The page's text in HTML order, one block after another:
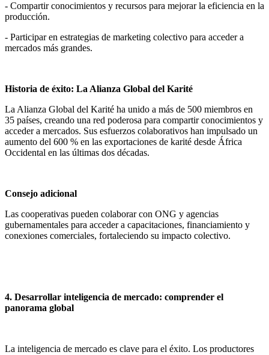
- Compartir conocimientos y recursos para mejorar la eficiencia en la
producción.
- Participar en estrategias de marketing colectivo para acceder a
mercados más grandes.
Historia de éxito: La Alianza Global del Karité
La Alianza Global del Karité ha unido a más de 500 miembros en
35 países, creando una red poderosa para compartir conocimientos y
acceder a mercados. Sus esfuerzos colaborativos han impulsado un
aumento del 600 % en las exportaciones de karité desde África
Occidental en las últimas dos décadas.
Consejo adicional
Las cooperativas pueden colaborar con ONG y agencias
gubernamentales para acceder a capacitaciones, financiamiento y
conexiones comerciales, fortaleciendo su impacto colectivo.
4. Desarrollar inteligencia de mercado: comprender el
panorama global
La inteligencia de mercado es clave para el éxito. Los productores